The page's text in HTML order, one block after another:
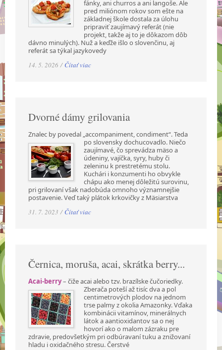
fánky, ani churros a ani langoše. Ale
pred miliónom rokov som ešte na
základnej škole dostala za úlohu
pripraviť zaujímavý referát (nie
projekt, takže aj to je dôkazom dôb
dávno minulých). Nuž a keďže išlo o slovenčinu, aj
referát sa týkal jazykovedy
14. 5. 2026 / Čítať viac
Dvorné dámy grilovania
Znalec by povedal „accompaniment, condiment“. Teda
po slovensky dochucovadlo. Niečo
zaujímavé, čo sprevádza mäso a
údeniny, vajíčka, syry, huby či
zeleninu k prestretému stolu.
Kuchári i konzumenti ho obvykle
chápu ako menej dôležitú surovinu,
pri grilovaní však nadobúda omnoho významnejšie
postavenie. Veď taký plátok krkovičky z Mäsiarstva
31. 7. 2023 / Čítať viac
Černica, moruša, acai, skrátka berry...
Acai-berry– čiže acai alebo tzv. brazílske čučoriedky.
Zberača poteší až tisíc dva a pol
centimetrových plodov na jednom
trse palmy z okolia Amazonky. Vďaka
kombinácii vitamínov, minerálnych
látok a aantioxidantov sa o nej
hovorí ako o malom zázraku pre
zdravie, predovšetkým pri odbúravaní tuku a znižovaní
hladu i oxidačného stresu. Čerstvé